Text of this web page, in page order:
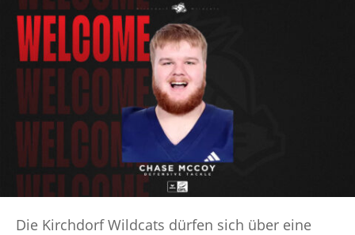
Die Kirchdorf Wildcats dürfen sich über eine